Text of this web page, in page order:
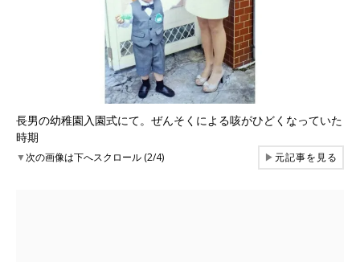
長男の幼稚園入園式にて。ぜんそくによる咳がひどくなっていた
時期
▼次の画像は下へスクロール (2/4) ▶元記事を見る